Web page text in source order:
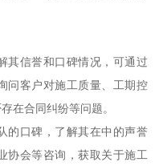
其信誉和口碑情况，可通过
问客户对施工质量、工期控
在合同纠纷等问题。
的口碑，了解其在中的声誉
协会等咨询，获取关于施工